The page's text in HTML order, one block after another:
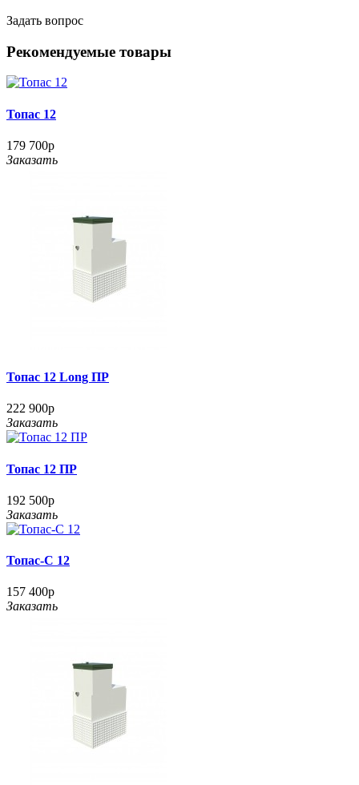
Задать вопрос
Рекомендуемые товары
Топас 12
179 700р
Заказать
Топас 12 Long ПР
222 900р
Заказать
Топас 12 ПР
192 500р
Заказать
Топас-С 12
157 400р
Заказать